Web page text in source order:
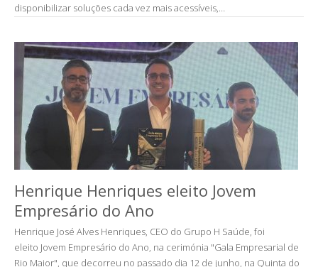
disponibilizar soluções cada vez mais acessíveis,…
Henrique Henriques eleito Jovem
Empresário do Ano
Henrique José Alves Henriques, CEO do Grupo H Saúde, foi
eleito Jovem Empresário do Ano, na cerimónia "Gala Empresarial de
Rio Maior", que decorreu no passado dia 12 de junho, na Quinta do